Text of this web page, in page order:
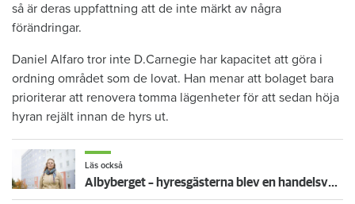
så är deras uppfattning att de inte märkt av några
förändringar.
Daniel Alfaro tror inte D.Carnegie har kapacitet att göra i
ordning området som de lovat. Han menar att bolaget bara
prioriterar att renovera tomma lägenheter för att sedan höja
hyran rejält innan de hyrs ut.
Läs också
Albyberget – hyresgästerna blev en handelsvara